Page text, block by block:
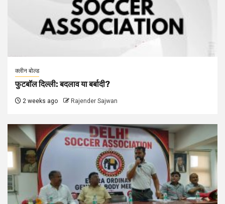
क्लीन बोल्ड
फुटबॉल दिल्ली: बदलाव या बर्बादी?
2 weeks ago Rajender Sajwan